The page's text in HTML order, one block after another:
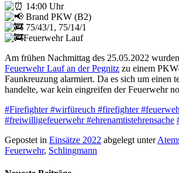
14:00 Uhr
Brand PKW (B2)
75/43/1, 75/14/1
Feuerwehr Lauf
Am frühen Nachmittag des 25.05.2022
Feuerwehr Lauf an der Pegnitz zu einem
Faunkreuzung alarmiert. Da es sich um einen
handelte, war kein eingreifen der Feuerwehr
#Firefighter#wirfüreuch #firefighter
#freiwilligefeuerwehr#ehrenamtistehrensache
Gepostet in Einsätze 2022 abgelegt unter
Feuerwehr, Schlingmann